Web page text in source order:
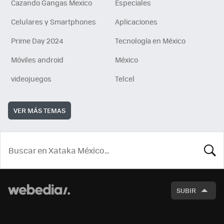
Cazando Gangas Mexico
Especiales
Celulares y Smartphones
Aplicaciones
Prime Day 2024
Tecnología en México
Móviles android
México
videojuegos
Telcel
VER MÁS TEMAS
SUBIR